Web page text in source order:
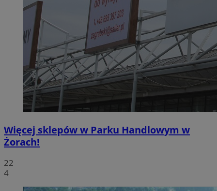
Więcej sklepów w Parku Handlowym w
Żorach!
22
4